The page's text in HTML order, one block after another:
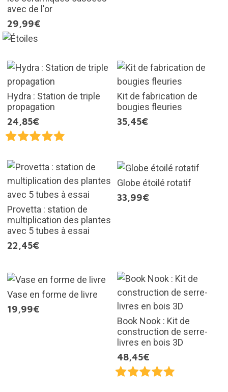
avec de l'or
29,99€
Hydra : Station de triple
propagation
24,85€
Kit de fabrication de
bougies fleuries
35,45€
Provetta : station de
multiplication des plantes
avec 5 tubes à essai
22,45€
Globe étoilé rotatif
33,99€
Vase en forme de livre
19,99€
Book Nook : Kit de
construction de serre-
livres en bois 3D
48,45€